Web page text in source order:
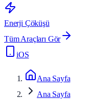
Enerji Çöküşü
Tüm Araçları Gör
iOS
Ana Sayfa
Ana Sayfa